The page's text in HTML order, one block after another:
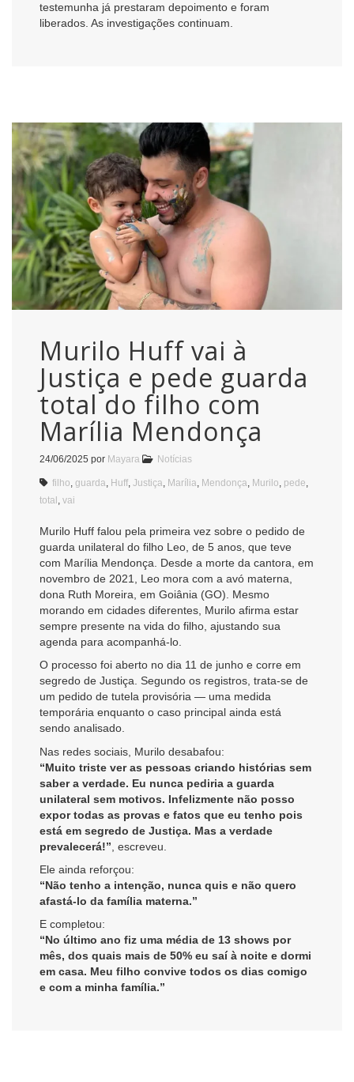
testemunha já prestaram depoimento e foram
liberados. As investigações continuam.
Murilo Huff vai à
Justiça e pede guarda
total do filho com
Marília Mendonça
24/06/2025 por Mayara Notícias
filho guarda Huff Justiça Marília Mendonça Murilo pede
total vai
Murilo Huff falou pela primeira vez sobre o pedido de
guarda unilateral do filho Leo, de 5 anos, que teve
com Marília Mendonça. Desde a morte da cantora, em
novembro de 2021, Leo mora com a avó materna,
dona Ruth Moreira, em Goiânia (GO). Mesmo
morando em cidades diferentes, Murilo afirma estar
sempre presente na vida do filho, ajustando sua
agenda para acompanhá-lo.
O processo foi aberto no dia 11 de junho e corre em
segredo de Justiça. Segundo os registros, trata-se de
um pedido de tutela provisória — uma medida
temporária enquanto o caso principal ainda está
sendo analisado.
Nas redes sociais, Murilo desabafou:
“Muito triste ver as pessoas criando histórias sem
saber a verdade. Eu nunca pediria a guarda
unilateral sem motivos. Infelizmente não posso
expor todas as provas e fatos que eu tenho pois
está em segredo de Justiça. Mas a verdade
prevalecerá!” , escreveu.
Ele ainda reforçou:
“Não tenho a intenção, nunca quis e não quero
afastá-lo da família materna.”
E completou:
“No último ano fiz uma média de 13 shows por
mês, dos quais mais de 50% eu saí à noite e dormi
em casa. Meu filho convive todos os dias comigo
e com a minha família.”